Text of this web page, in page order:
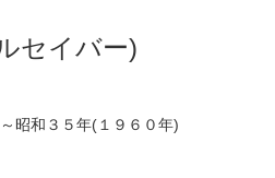
セイバー)
昭和３５年(１９６０年)